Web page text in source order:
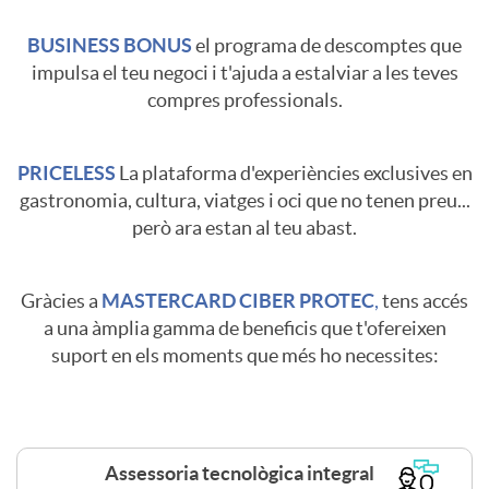
0
1
t
a
R
M
c
d
M
s
BUSINESS BONUSel programa de descomptes que
impulsa el teu negoci i t'ajuda a estalviar a les teves
compres professionals.
PRICELESS La plataforma d'experiències exclusives en
gastronomia, cultura, viatges i oci que no tenen preu...
però ara estan al teu abast.
C
Gràcies a MASTERCARD CIBER PROTEC,tens accés
a una àmplia gamma de beneficis que t'ofereixen
suport en els moments que més ho necessites:
Assessoria tecnològica integral